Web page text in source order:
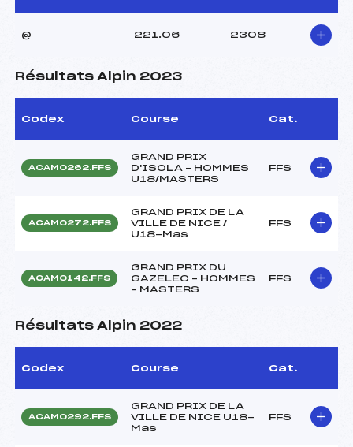
@ 221.06 2308
Résultats Alpin 2023
Codex Course Cat.
ACAM0262.FFS
GRAND PRIX
D'ISOLA – HOMMES
U18/MASTERS
FFS
ACAM0272.FFS
GRAND PRIX DE LA
VILLE DE NICE /
U18-Mas
FFS
ACAM0142.FFS
GRAND PRIX DU
GAZELEC – HOMMES
– MASTERS
FFS
Résultats Alpin 2022
Codex Course Cat.
ACAM0292.FFS
GRAND PRIX DE LA
VILLE DE NICE U18-
Mas
FFS